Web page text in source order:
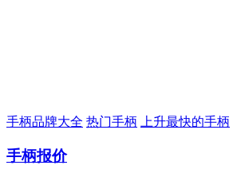
手柄品牌大全 热门手柄 上升最快的手柄
手柄报价